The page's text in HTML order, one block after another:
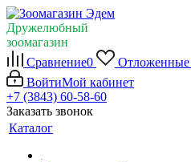
Дружелюбный
зоомагазин
Сравнение0 Отложенные
ВойтиМой кабинет
+7 (3843) 60-58-60
Заказать звонок
Каталог